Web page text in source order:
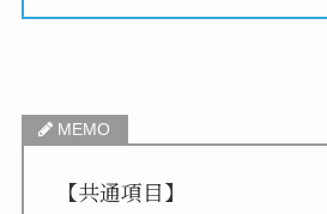
【共通項目】